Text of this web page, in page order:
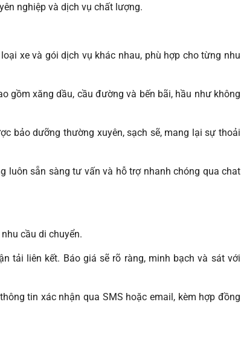
nghiệp và dịch vụ chất lượng.
xe và gói dịch vụ khác nhau, phù hợp cho từng nhu
gồm xăng dầu, cầu đường và bến bãi, hầu như không
bảo dưỡng thường xuyên, sạch sẽ, mang lại sự thoải
luôn sẵn sàng tư vấn và hỗ trợ nhanh chóng qua chat
cầu di chuyển.
tải liên kết. Báo giá sẽ rõ ràng, minh bạch và sát với
tin xác nhận qua SMS hoặc email, kèm hợp đồng